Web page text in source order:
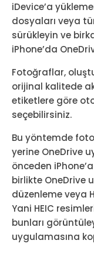
iDevice’a
dosyaları veya
sürükleyin ve
iPhone’da
Fotoğraflar,
orijinal kalitede
etiketlere göre
seçebilirsiniz.
Bu yöntemde
yerine OneDrive
önceden
birlikte OneDrive
düzenleme veya
Yani HEIC
bunları
uygulamasına